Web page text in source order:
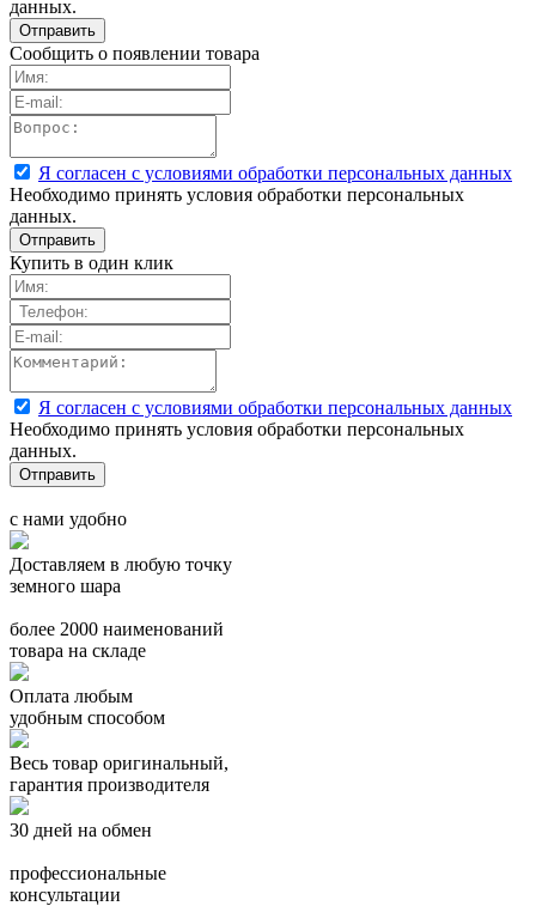
данных.
Сообщить о появлении товара
Я согласен с условиями обработки персональных данных
Необходимо принять условия обработки персональных
данных.
Купить в один клик
Я согласен с условиями обработки персональных данных
Необходимо принять условия обработки персональных
данных.
с нами удобно
Доставляем в любую точку
земного шара
более 2000 наименований
товара на складе
Оплата любым
удобным способом
Весь товар оригинальный,
гарантия производителя
30 дней на обмен
профессиональные
консультации